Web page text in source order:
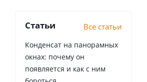
Статьи Все статьи
Конденсат на панорамных
окнах: почему он
появляется и как с ним